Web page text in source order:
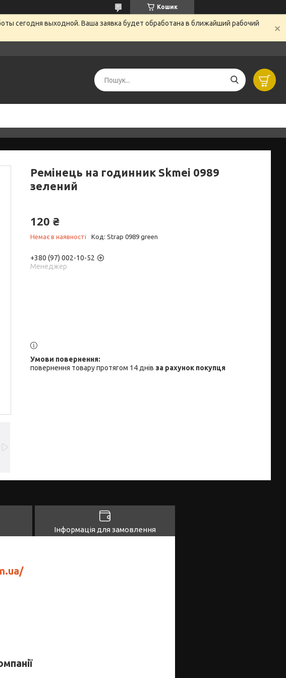
Кошик
сегодня выходной. Ваша заявка будет обработана в ближайший рабочий
Ремінець на годинник Skmei 0989
зелений
120 ₴
Немає в наявності Код: Strap 0989 green
+380 (97) 002-10-52
Менеджер
повернення товару протягом 14 днів за рахунок покупця
Інформація для замовлення